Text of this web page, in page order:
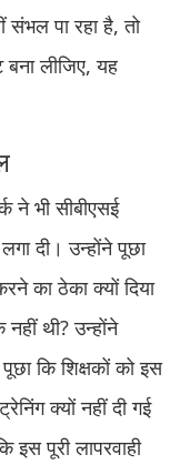
पा रहा है, तो
लीजिए, यह
ने भी सीबीएसई
दी। उन्होंने पूछा
का ठेका क्यों दिया
थी? उन्होंने
कि शिक्षकों को इस
क्यों नहीं दी गई
इस पूरी लापरवाही